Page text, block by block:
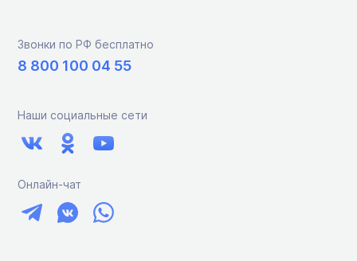
Звонки по РФ бесплатно
8 800 100 04 55
Наши социальные сети
Онлайн-чат